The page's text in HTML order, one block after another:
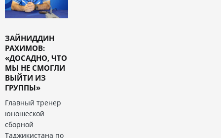
ЗАЙНИДДИН
РАХИМОВ:
«ДОСАДНО, ЧТО
МЫ НЕ СМОГЛИ
ВЫЙТИ ИЗ
ГРУППЫ»
Главный тренер
юношеской
сборной
Таджикистана по